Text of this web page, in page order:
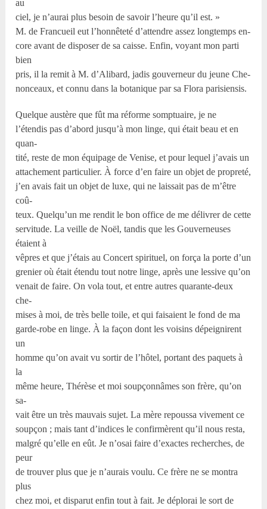
au
ciel, je n’aurai plus besoin de savoir l’heure qu’il est. »
M. de Francueil eut l’honnêteté d’attendre assez longtemps en-
core avant de disposer de sa caisse. Enfin, voyant mon parti
bien
pris, il la remit à M. d’Alibard, jadis gouverneur du jeune Che-
nonceaux, et connu dans la botanique par sa Flora parisiensis.
Quelque austère que fût ma réforme somptuaire, je ne
l’étendis pas d’abord jusqu’à mon linge, qui était beau et en
quan-
tité, reste de mon équipage de Venise, et pour lequel j’avais un
attachement particulier. À force d’en faire un objet de propreté,
j’en avais fait un objet de luxe, qui ne laissait pas de m’être
coû-
teux. Quelqu’un me rendit le bon office de me délivrer de cette
servitude. La veille de Noël, tandis que les Gouverneuses
étaient à
vêpres et que j’étais au Concert spirituel, on força la porte d’un
grenier où était étendu tout notre linge, après une lessive qu’on
venait de faire. On vola tout, et entre autres quarante-deux
che-
mises à moi, de très belle toile, et qui faisaient le fond de ma
garde-robe en linge. À la façon dont les voisins dépeignirent
un
homme qu’on avait vu sortir de l’hôtel, portant des paquets à
la
même heure, Thérèse et moi soupçonnâmes son frère, qu’on
sa-
vait être un très mauvais sujet. La mère repoussa vivement ce
soupçon ; mais tant d’indices le confirmèrent qu’il nous resta,
malgré qu’elle en eût. Je n’osai faire d’exactes recherches, de
peur
de trouver plus que je n’aurais voulu. Ce frère ne se montra
plus
chez moi, et disparut enfin tout à fait. Je déplorai le sort de